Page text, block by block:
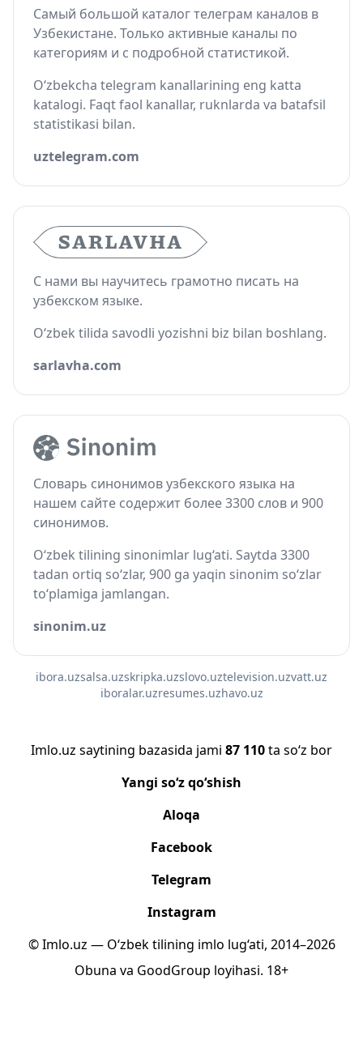
Самый большой каталог телеграм каналов в
Узбекистане. Только активные каналы по
категориям и с подробной статистикой.
O‘zbekcha telegram kanallarining eng katta
katalogi. Faqt faol kanallar, ruknlarda va batafsil
statistikasi bilan.
uztelegram.com
С нами вы научитесь грамотно писать на
узбекском языке.
O‘zbek tilida savodli yozishni biz bilan boshlang.
sarlavha.com
Словарь синонимов узбекского языка на
нашем сайте содержит более 3300 слов и 900
синонимов.
O‘zbek tilining sinonimlar lug‘ati. Saytda 3300
tadan ortiq so‘zlar, 900 ga yaqin sinonim so‘zlar
to‘plamiga jamlangan.
sinonim.uz
ibora.uzsalsa.uzskripka.uzslovo.uztelevision.uzvatt.uz
iboralar.uzresumes.uzhavo.uz
Imlo.uz saytining bazasida jami 87 110ta so‘z bor
Yangi so‘z qo‘shish
Aloqa
Facebook
Telegram
Instagram
© Imlo.uz — O‘zbek tilining imlo lug‘ati, 2014–2026
Obuna va GoodGroup loyihasi. 18+